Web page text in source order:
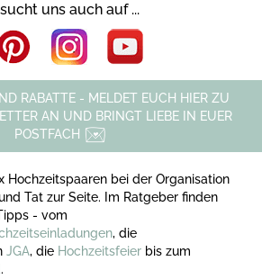
uns auch auf ...
RABATTE - MELDET EUCH HIER ZU
AN UND BRINGT LIEBE IN EUER
POSTFACH
Hochzeitspaaren bei der Organisation
Tat zur Seite. Im Ratgeber finden
- vom
, die
JGA, die Hochzeitsfeier bis zum
.